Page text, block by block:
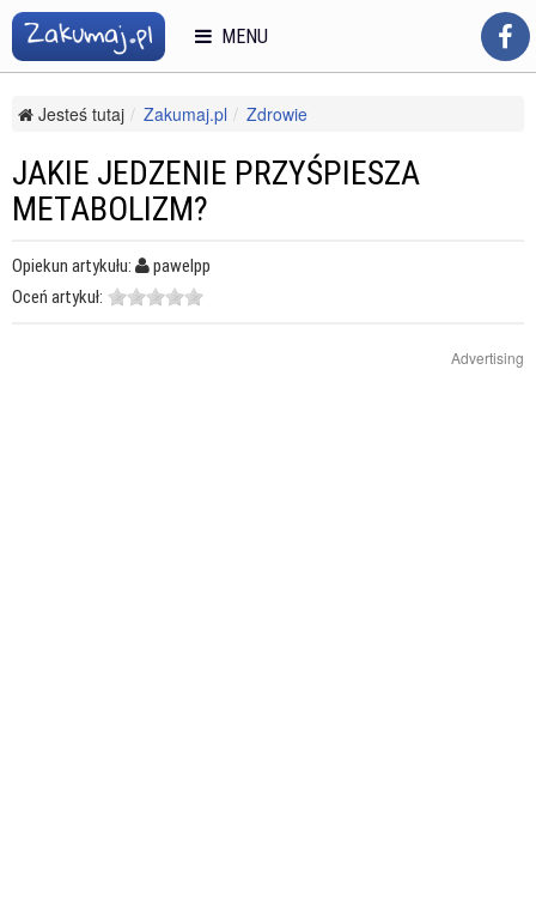
Jesteś tutaj Zakumaj.pl
Zdrowie
Jakie jedzenie przyśpiesza metabolizm?
JAKIE JEDZENIE PRZYŚPIESZA
METABOLIZM?
Opiekun artykułu:
pawelpp
Oceń artykuł:
Advertising
MENU